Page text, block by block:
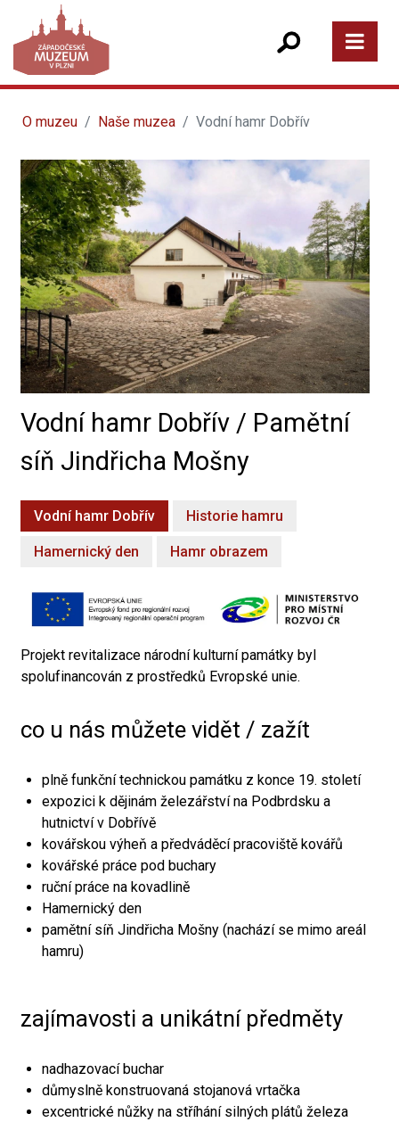
O muzeu Naše muzea Vodní hamr Dobřív
Vodní hamr Dobřív / Pamětní
síň Jindřicha Mošny
Vodní hamr Dobřív Historie hamru
Hamernický den Hamr obrazem
Projekt revitalizace národní kulturní památky byl
spolufinancován z prostředků Evropské unie.
co u nás můžete vidět / zažít
plně funkční technickou památku z konce 19. století
expozici k dějinám železářství na Podbrdsku a
hutnictví v Dobřívě
kovářskou výheň a předváděcí pracoviště kovářů
kovářské práce pod buchary
ruční práce na kovadlině
Hamernický den
pamětní síň Jindřicha Mošny (nachází se mimo areál
hamru)
zajímavosti a unikátní předměty
nadhazovací buchar
důmyslně konstruovaná stojanová vrtačka
excentrické nůžky na stříhání silných plátů železa